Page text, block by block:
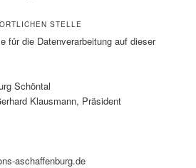
STELLE
für die Datenverarbeitung auf dieser
Schöntal
Klausmann, Präsident
aschaffenburg.de